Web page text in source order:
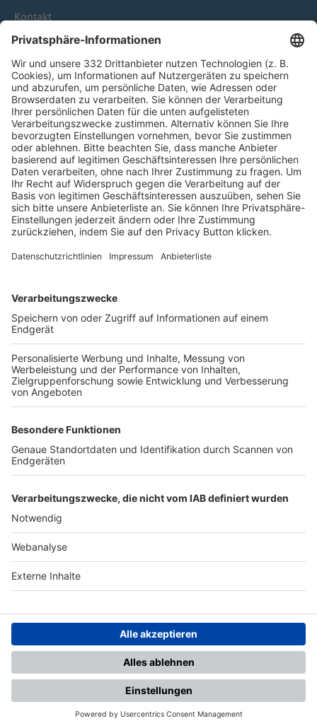
Kontakt
HÄUFIG BESUCHTE SEITEN
Pässe und Vereinswechsel
Trainerausbildung
Schulungsangebot Vereinsmitarbeiter
BFV-Geschäftsstellen
Trainerbörse
Login SpielPlus
FOLGE DEM BFV
TOP-VEREINE
TOP-PARTNER
Nutzungsbedingungen Datenschutz Impressum